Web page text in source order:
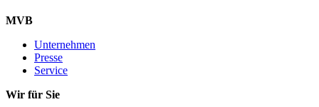
MVB
Unternehmen
Presse
Service
Wir für Sie